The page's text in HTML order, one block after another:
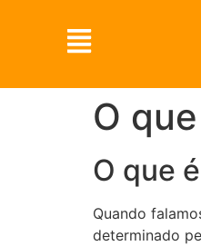
O
O que
Quando
determinado